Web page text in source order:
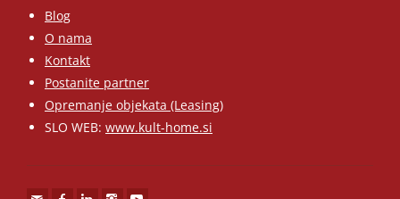
Blog
O nama
Kontakt
Postanite partner
Opremanje objekata (Leasing)
SLO WEB: www.kult-home.si